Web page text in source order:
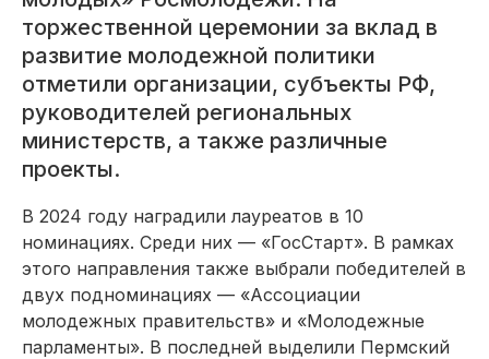
торжественной церемонии за вклад в
развитие молодежной политики
отметили организации, субъекты РФ,
руководителей региональных
министерств, а также различные
проекты.
В 2024 году наградили лауреатов в 10
номинациях. Среди них — «ГосСтарт». В рамках
этого направления также выбрали победителей в
двух подноминациях — «Ассоциации
молодежных правительств» и «Молодежные
парламенты». В последней выделили Пермский